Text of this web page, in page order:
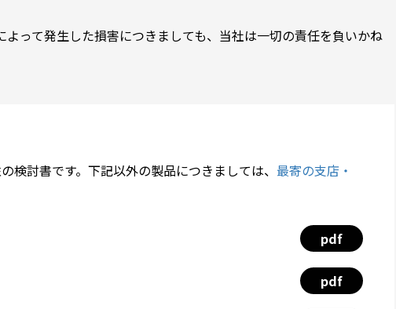
って発生した損害につきましても、当社は一切の責任を負いかね
検討書です。下記以外の製品につきましては、 最寄の支店・
pdf
pdf